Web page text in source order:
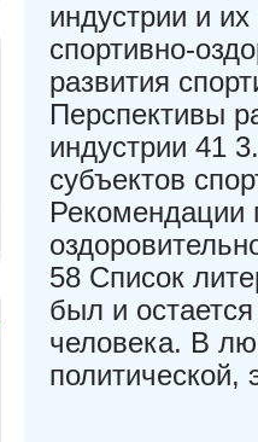
индустрии и
спортивно-
развития
Перспективы
индустрии 41
субъектов
Рекомендации
58 Список
был и
человека. В
политической,